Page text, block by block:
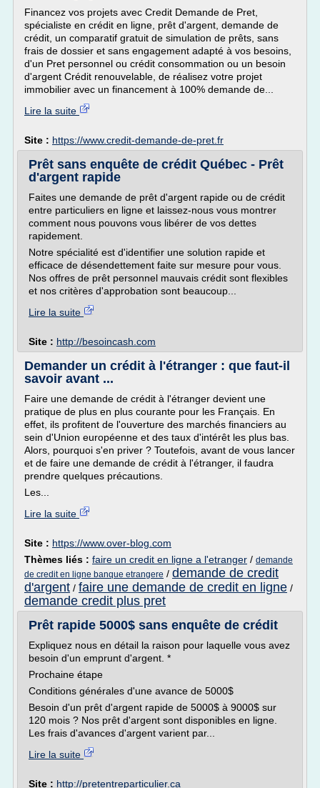
Financez vos projets avec Credit Demande de Pret,
spécialiste en crédit en ligne, prêt d'argent, demande de
crédit, un comparatif gratuit de simulation de prêts, sans
frais de dossier et sans engagement adapté à vos besoins,
d'un Pret personnel ou crédit consommation ou un besoin
d'argent Crédit renouvelable, de réalisez votre projet
immobilier avec un financement à 100% demande de...
Lire la suite
Site : https://www.credit-demande-de-pret.fr
Prêt sans enquête de crédit Québec - Prêt
d'argent rapide
Faites une demande de prêt d'argent rapide ou de crédit
entre particuliers en ligne et laissez-nous vous montrer
comment nous pouvons vous libérer de vos dettes
rapidement.
Notre spécialité est d'identifier une solution rapide et
efficace de désendettement faite sur mesure pour vous.
Nos offres de prêt personnel mauvais crédit sont flexibles
et nos critères d'approbation sont beaucoup...
Lire la suite
Site : http://besoincash.com
Demander un crédit à l'étranger : que faut-il
savoir avant ...
Faire une demande de crédit à l'étranger devient une
pratique de plus en plus courante pour les Français. En
effet, ils profitent de l'ouverture des marchés financiers au
sein d'Union européenne et des taux d'intérêt les plus bas.
Alors, pourquoi s'en priver ? Toutefois, avant de vous lancer
et de faire une demande de crédit à l'étranger, il faudra
prendre quelques précautions.
Les...
Lire la suite
Site : https://www.over-blog.com
Thèmes liés : faire un credit en ligne a l'etranger / demande
de credit en ligne banque etrangere / demande de credit
d'argent / faire une demande de credit en ligne /
demande credit plus pret
Prêt rapide 5000$ sans enquête de crédit
Expliquez nous en détail la raison pour laquelle vous avez
besoin d'un emprunt d'argent. *
Prochaine étape
Conditions générales d'une avance de 5000$
Besoin d'un prêt d'argent rapide de 5000$ à 9000$ sur
120 mois ? Nos prêt d'argent sont disponibles en ligne.
Les frais d'avances d'argent varient par...
Lire la suite
Site : http://pretentreparticulier.ca